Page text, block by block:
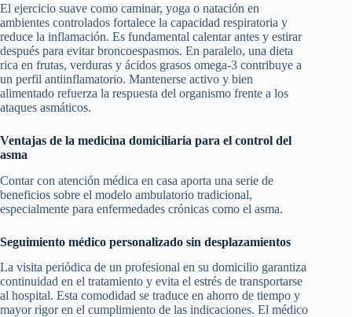
El ejercicio suave como caminar, yoga o natación en
ambientes controlados fortalece la capacidad respiratoria y
reduce la inflamación. Es fundamental calentar antes y estirar
después para evitar broncoespasmos. En paralelo, una dieta
rica en frutas, verduras y ácidos grasos omega-3 contribuye a
un perfil antiinflamatorio. Mantenerse activo y bien
alimentado refuerza la respuesta del organismo frente a los
ataques asmáticos.
Ventajas de la medicina domiciliaria para el control del
asma
Contar con atención médica en casa aporta una serie de
beneficios sobre el modelo ambulatorio tradicional,
especialmente para enfermedades crónicas como el asma.
Seguimiento médico personalizado sin desplazamientos
La visita periódica de un profesional en su domicilio garantiza
continuidad en el tratamiento y evita el estrés de transportarse
al hospital. Esta comodidad se traduce en ahorro de tiempo y
mayor rigor en el cumplimiento de las indicaciones. El médico